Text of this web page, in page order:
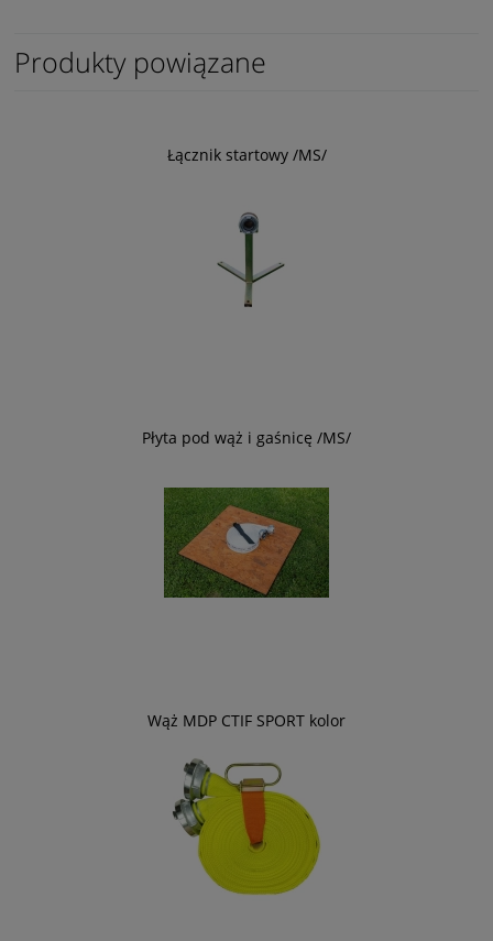
Produkty powiązane
Łącznik startowy /MS/
Płyta pod wąż i gaśnicę /MS/
Wąż MDP CTIF SPORT kolor